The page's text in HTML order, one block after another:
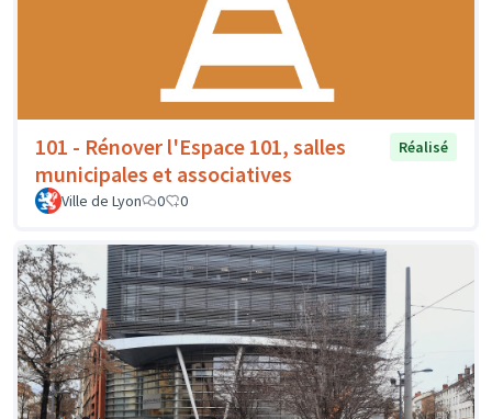
101 - Rénover l'Espace 101, salles
municipales et associatives
Réalisé
Ville de Lyon 0 0